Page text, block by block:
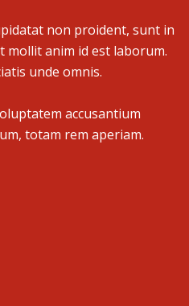
non proident, sunt in
mollit anim id est laborum.
unde omnis.
accusantium
totam rem aperiam.